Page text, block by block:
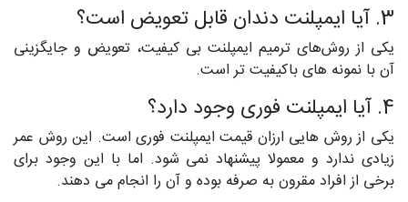
3. آیا ایمپلنت دندان قابل تعویض است؟
یکی از روش‌های ترمیم ایمپلنت بی‌ کیفیت، تعویض و جایگزینی
آن با نمونه‌ های باکیفیت‌ تر است.
4. آیا ایمپلنت فوری وجود دارد؟
یکی از روش‌ هایی ارزان قیمت ایمپلنت فوری است. این روش عمر
زیادی ندارد و معمولا پیشنهاد نمی‌ شود. اما با این وجود برای
برخی از افراد مقرون به صرفه بوده و آن را انجام می‌ دهند.